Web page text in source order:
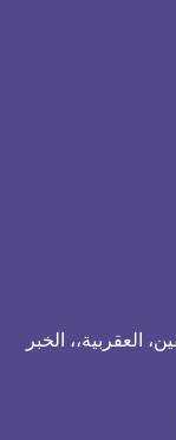
الخبر